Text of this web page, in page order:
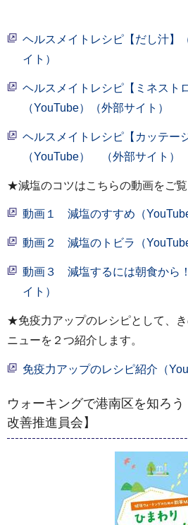
ヘルスメイトレシピ【だし汁
イト）
ヘルスメイトレシピ【ミネスト
（YouTube）（外部サイト）
ヘルスメイトレシピ【カッテー
（YouTube） （外部サイト）
★減塩のコツはこちらの動画をご覧
動画１ 減塩のすすめ（
動画２ 減塩のトビラ（
動画３ 減塩するには朝食から
イト）
★免疫力アップのレシピとして、
ニューを２つ紹介します。
免疫力アップのレシピ紹介（
ウォーキングで港南区を知ろ
改善推進員会】